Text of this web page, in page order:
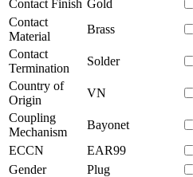
Contact Finish Gold
Contact
Material
Brass
Contact
Termination
Solder
Country of
Origin
VN
Coupling
Mechanism
Bayonet
ECCN
EAR99
Gender
Plug